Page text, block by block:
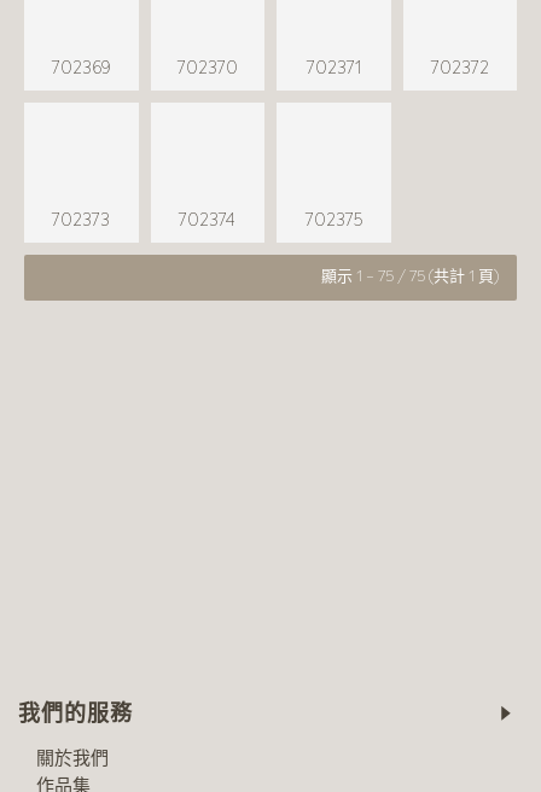
702369 702370 702371 702372
702373 702374 702375
顯示 1 - 75 / 75 (共計 1 頁)
我們的服務
關於我們
作品集